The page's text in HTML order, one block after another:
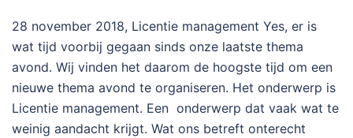
28 november 2018, Licentie management Yes, er is
wat tijd voorbij gegaan sinds onze laatste thema
avond. Wij vinden het daarom de hoogste tijd om een
nieuwe thema avond te organiseren. Het onderwerp is
Licentie management. Een onderwerp dat vaak wat te
weinig aandacht krijgt. Wat ons betreft onterecht